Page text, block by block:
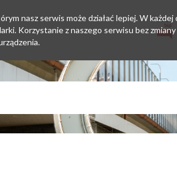
nasz serwis może działać lepiej. W każdej
Korzystanie z naszego serwisu bez zmiany